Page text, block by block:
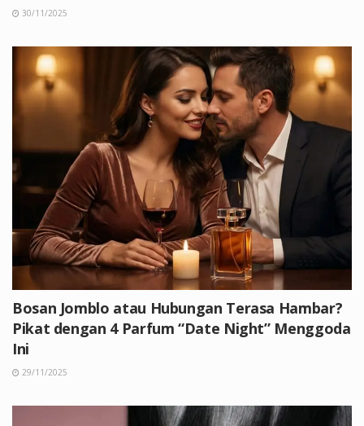
30/11/2025
Bosan Jomblo atau Hubungan Terasa Hambar?
Pikat dengan 4 Parfum “Date Night” Menggoda
Ini
29/11/2025